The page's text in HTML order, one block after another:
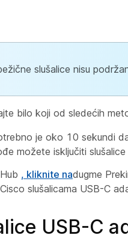
slušalice nisu
bilo koji od sledećih
je oko 10 sekundi
možete isključiti
, kliknite nadugme
slušalicama USB-C
USB-C